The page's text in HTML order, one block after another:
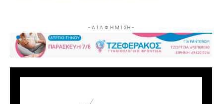
- Δ Ι Α Φ Η Μ Ι ΣΗ -